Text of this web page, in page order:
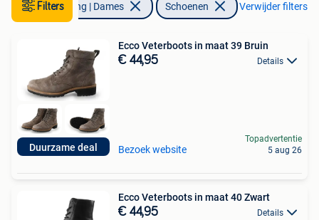
FiltersKleding | Dames Schoenen Verwijder filters
Duurzame deal
Ecco Veterboots in maat 39 Bruin
€ 44,95 Details
Bezoek website
Topadvertentie
5 aug 26
Ecco Veterboots in maat 40 Zwart
€ 44,95 Details